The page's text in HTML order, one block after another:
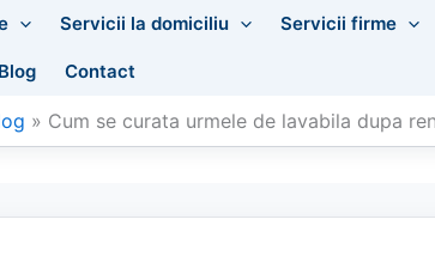
Servicii la domiciliu Servicii firme
Blog Contact
» Cum se curata urmele de lavabila dupa